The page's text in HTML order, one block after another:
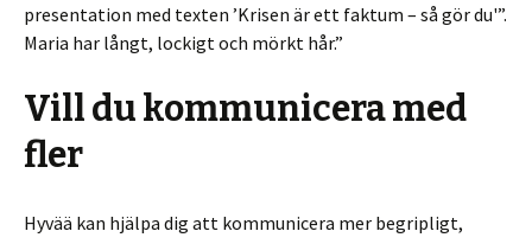
presentation med texten ’Krisen är ett faktum – så gör du'”.
Maria har långt, lockigt och mörkt hår.”
Vill du kommunicera med
fler
Hyvää kan hjälpa dig att kommunicera mer begripligt,